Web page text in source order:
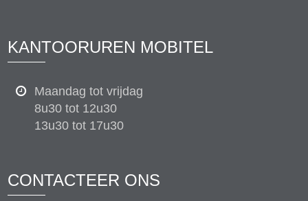
KANTOORUREN MOBITEL
Maandag tot vrijdag
8u30 tot 12u30
13u30 tot 17u30
CONTACTEER ONS